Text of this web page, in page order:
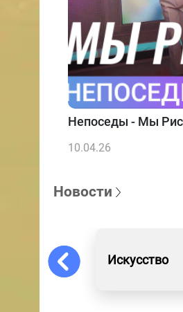
Непоседы - Мы
10.04.26
Новости
Искусство